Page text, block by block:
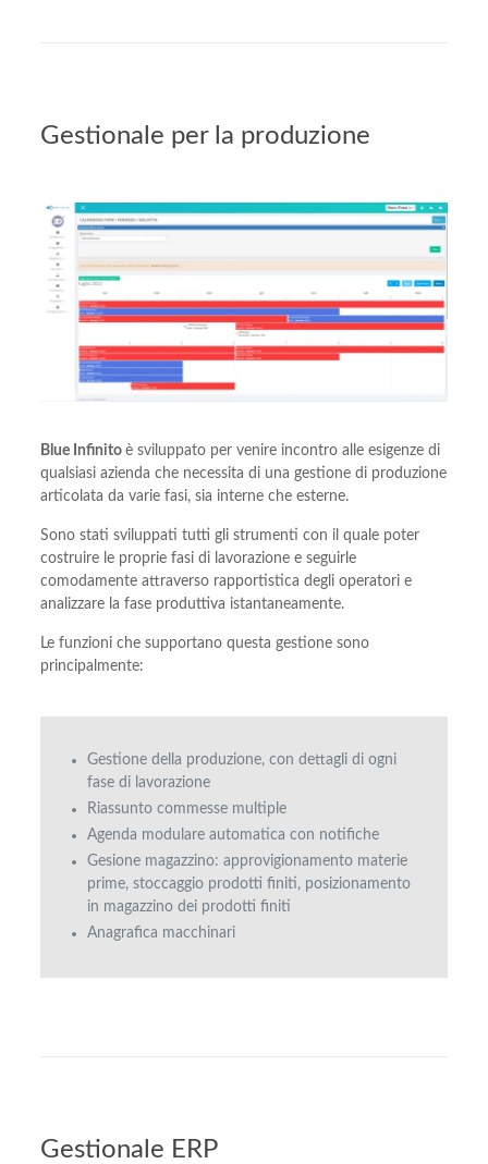
Gestionale per la produzione
Blue Infinito è sviluppato per venire incontro alle esigenze di
qualsiasi azienda che necessita di una gestione di produzione
articolata da varie fasi, sia interne che esterne.
Sono stati sviluppati tutti gli strumenti con il quale poter
costruire le proprie fasi di lavorazione e seguirle
comodamente attraverso rapportistica degli operatori e
analizzare la fase produttiva istantaneamente.
Le funzioni che supportano questa gestione sono
principalmente:
Gestione della produzione, con dettagli di ogni
fase di lavorazione
Riassunto commesse multiple
Agenda modulare automatica con notifiche
Gesione magazzino: approvigionamento materie
prime, stoccaggio prodotti finiti, posizionamento
in magazzino dei prodotti finiti
Anagrafica macchinari
Gestionale ERP